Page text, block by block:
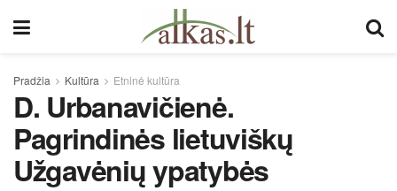
Pradžia Kultūra Etninė kultūra
D. Urbanavičienė.
Pagrindinės lietuviškų
Užgavėnių ypatybės